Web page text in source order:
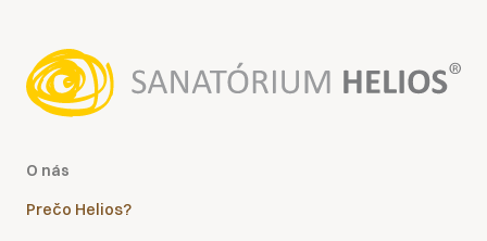
O nás
Prečo Helios?